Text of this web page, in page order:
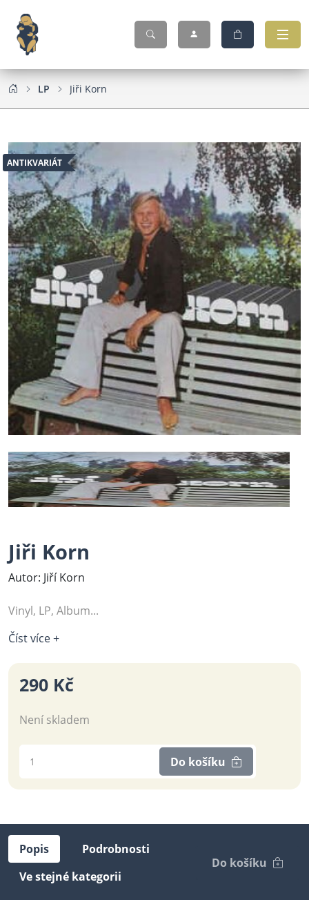
LP Jiři Korn
ANTIKVARIÁT
Jiři Korn
Autor: Jiří Korn
Vinyl, LP, Album...
Číst více +
290 Kč
Není skladem
Do košíku
Popis
Podrobnosti
Ve stejné kategorii
Do košíku